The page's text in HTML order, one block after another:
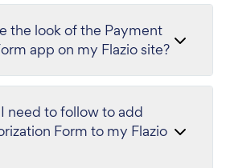
the look of the Payment
app on my Flazio site?
need to follow to add
Form to my Flazio